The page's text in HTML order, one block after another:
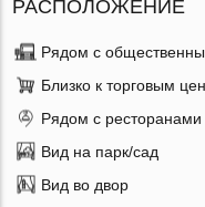
РАСПОЛОЖЕНИЕ
Рядом с
Близко к торговым
Рядом с ресторанами
Вид на парк/сад
Вид во двор